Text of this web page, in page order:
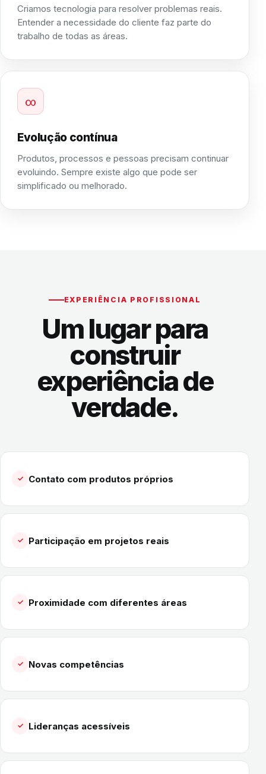
Criamos tecnologia para resolver problemas reais.
Entender a necessidade do cliente faz parte do
trabalho de todas as áreas.
∞
Evolução contínua
Produtos, processos e pessoas precisam continuar
evoluindo. Sempre existe algo que pode ser
simplificado ou melhorado.
EXPERIÊNCIA PROFISSIONAL
Um lugar para
construir
experiência de
verdade.
✓ Contato com produtos próprios
✓ Participação em projetos reais
✓ Proximidade com diferentes áreas
✓ Novas competências
✓ Lideranças acessíveis